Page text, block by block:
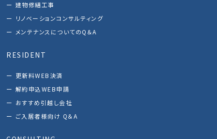
建物修繕工事
リノベーションコンサルティング
メンテナンスについてのQ＆A
RESIDENT
更新料WEB決済
解約申込WEB申請
おすすめ引越し会社
ご入居者様向け Q＆A